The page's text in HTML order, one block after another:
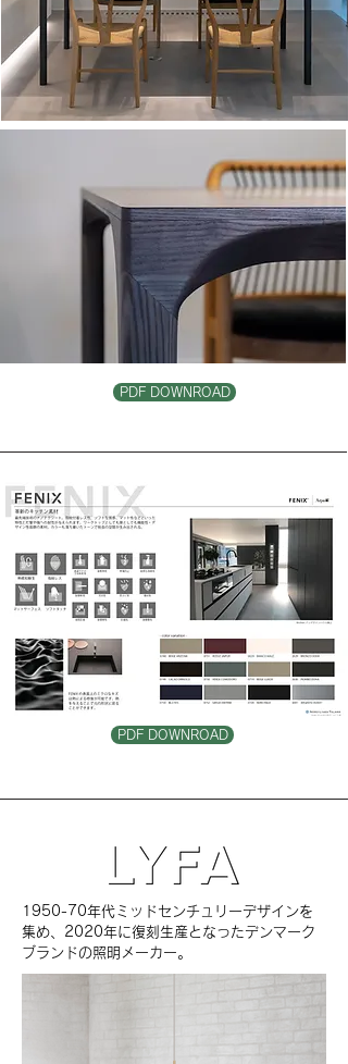
PDF DOWNROAD
PDF DOWNROAD
1950-70年代ミッドセンチュリーデザインを
集め、2020年に復刻生産となったデンマーク
ブランドの照明メーカー。